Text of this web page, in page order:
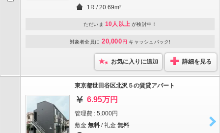
1R / 20.69m²
ただいま 10人以上 が検討中！
対象者全員に 20,000 円 キャッシュバック!
お気に入りに追加 詳細を見る
東京都世田谷区北沢５の賃貸アパート
6.95万円
管理費 : 5,000円
敷金 無料 / 礼金 無料